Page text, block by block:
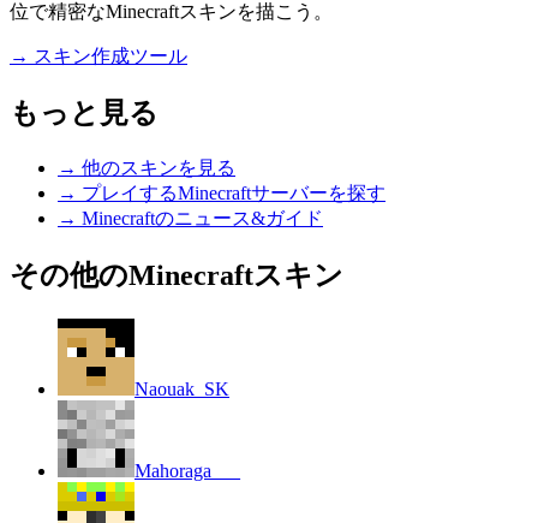
位で精密なMinecraftスキンを描こう。
→ スキン作成ツール
もっと見る
→ 他のスキンを見る
→ プレイするMinecraftサーバーを探す
→ Minecraftのニュース&ガイド
その他のMinecraftスキン
Naouak_SK
Mahoraga___